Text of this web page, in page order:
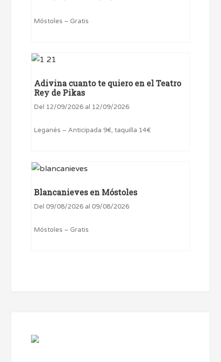
Móstoles – Gratis
Adivina cuanto te quiero en el Teatro
Rey de Pikas
Del 12/09/2026 al 12/09/2026
Leganés – Anticipada 9€, taquilla 14€
Blancanieves en Móstoles
Del 09/08/2026 al 09/08/2026
Móstoles – Gratis